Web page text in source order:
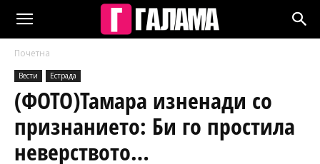
Почетна
Вести Естрада
(ФОТО)Тамара изненади со
признанието: Би го простила
неверството…